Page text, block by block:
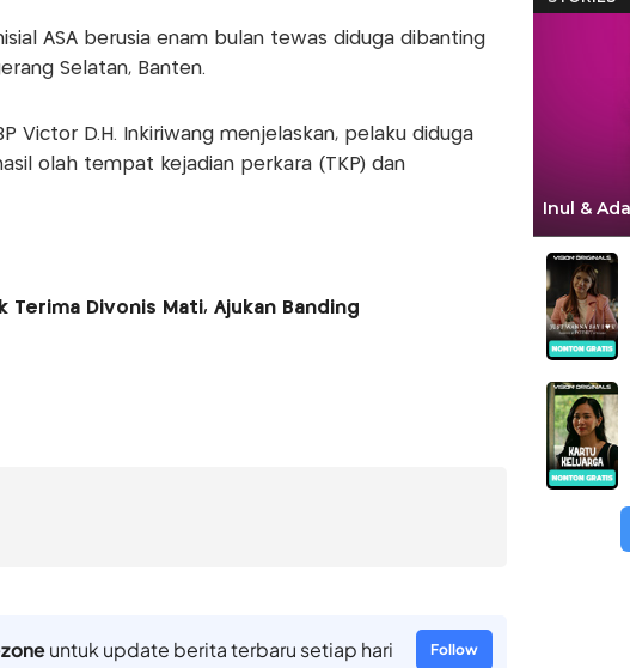
ASA berusia enam bulan tewas diduga dibanting
Selatan, Banten.
Victor D.H. Inkiriwang menjelaskan, pelaku diduga
olah tempat kejadian perkara (TKP) dan
Terima Divonis Mati, Ajukan Banding
untuk update berita terbaru setiap hari Follow